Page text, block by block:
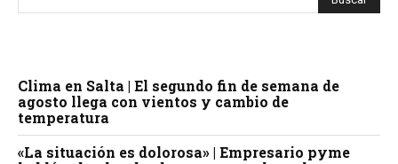
Clima en Salta | El segundo fin de semana de
agosto llega con vientos y cambio de
temperatura
«La situación es dolorosa» | Empresario pyme